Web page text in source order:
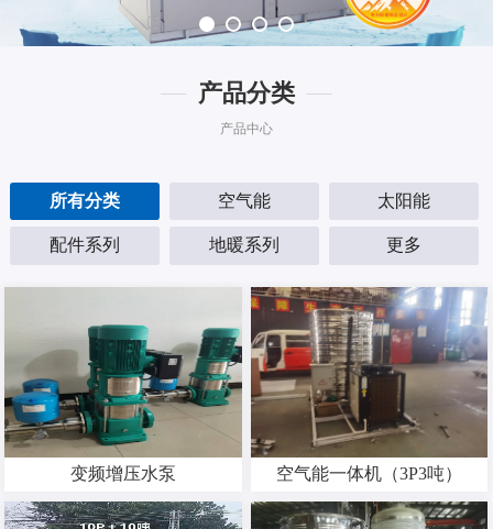
产品分类
产品中心
所有分类 空气能 太阳能
配件系列 地暖系列 更多
变频增压水泵 空气能一体机（3P3吨）